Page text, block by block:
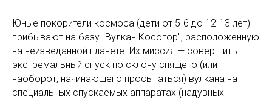
Юные покорители космоса (дети от 5-6 до 12-13 лет)
прибывают на базу "Вулкан Косогор", расположенную
на неизведанной планете. Их миссия — совершить
экстремальный спуск по склону спящего (или
наоборот, начинающего просыпаться) вулкана на
специальных спускаемых аппаратах (надувных